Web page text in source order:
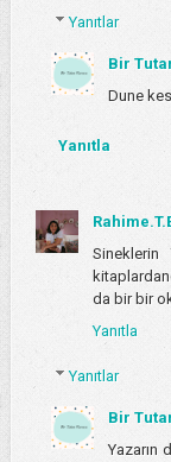
Yanıtlar
Bir
Dune
Yanıtla
Sineklerin
da bir bir
Yanıtla
Yanıtlar
Bir
Yazarın